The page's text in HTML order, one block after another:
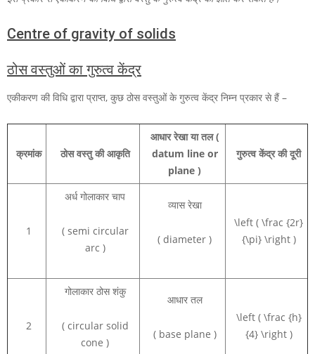
Centre of gravity of solids
ठोस वस्तुओं का गुरुत्व केंद्र
एकीकरण की विधि द्वारा प्राप्त, कुछ ठोस वस्तुओं के गुरुत्व केंद्र निम्न प्रकार से हैं –
क्रमांक ठोस वस्तु की आकृति
आधार रेखा या तल (
datum line or
plane )
गुरुत्व केंद्र की दूरी
1
अर्ध गोलाकार चाप
( semi circular
arc )
व्यास रेखा
( diameter )
\left ( \frac {2r}
{\pi} \right )
2
गोलाकार ठोस शंकु
( circular solid
cone )
आधार तल
( base plane )
\left ( \frac {h}
{4} \right )